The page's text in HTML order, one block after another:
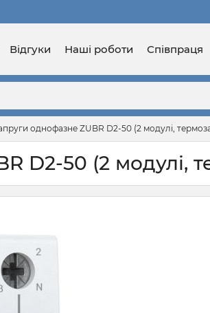
Відгуки Наші роботи Співпраця
однофазне ZUBR D2-50 (2 модулі,
D2-50 (2 модулі,